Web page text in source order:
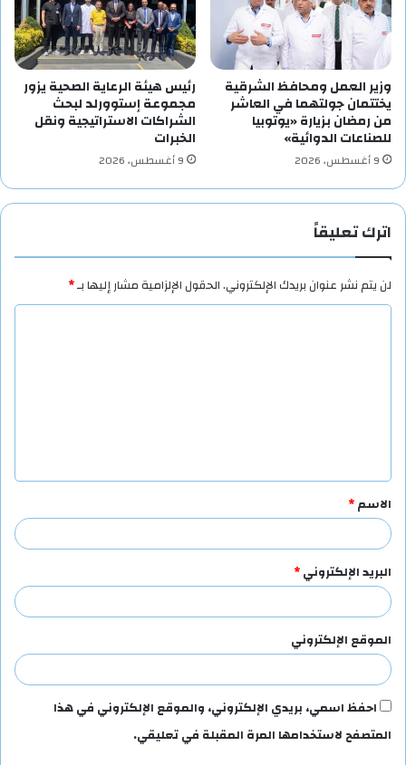
وزير العمل ومحافظ الشرقية
يختتمان جولتهما في العاشر
من رمضان بزيارة «يوتوبيا
للصناعات الدوائية»
9 أغسطس، 2026
رئيس هيئة الرعاية الصحية يزور
مجموعة إستوورلد لبحث
الشراكات الاستراتيجية ونقل
الخبرات
9 أغسطس، 2026
اترك تعليقاً
لن يتم نشر عنوان بريدك الإلكتروني.الحقول الإلزامية مشار إليها بـ*
ق
*
الاسم*
البريد الإلكتروني*
الموقع الإلكتروني
احفظ اسمي، بريدي الإلكتروني، والموقع الإلكتروني في هذا
المتصفح لاستخدامها المرة المقبلة في تعليقي.